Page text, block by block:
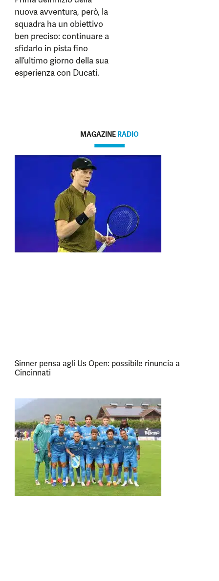
nuova avventura, però, la
squadra ha un obiettivo
ben preciso: continuare a
sfidarlo in pista fino
all’ultimo giorno della sua
esperienza con Ducati.
MAGAZINE RADIO
Sinner pensa agli Us Open: possibile rinuncia a
Cincinnati